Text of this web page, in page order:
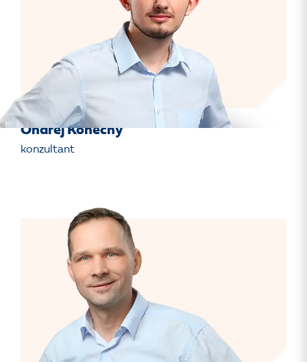
Ondřej Konečný
konzultant